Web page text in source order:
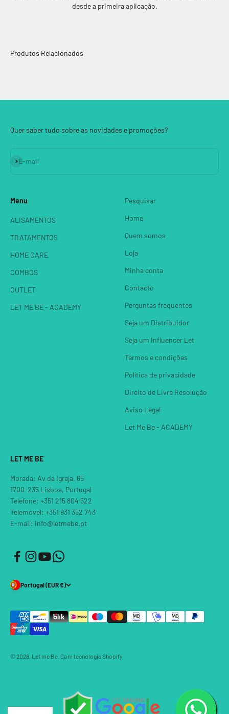
desde a primeira aplicação.
Quer saber tudo sobre as novidades e promoções?
E-mail
Assinar
Menu
ALISAMENTOS
TRATAMENTOS
HOME CARE
COMBOS
OUTLET
LET ME BE - ACADEMY
Pesquisar
Home
Quem somos
Loja
Minha conta
Contacto
Perguntas frequentes
Seja um Distribuidor
Seja um Influencer Let
Termos e condições
Política de privacidade
Direito de Livre Resolução
Aviso Legal
Let Me Be - ACADEMY
LET ME BE
Morada: Av da Igreja, 65
1700-235 Lisboa, Portugal
Telefone: +351 215 804 522
Telemóvel: +351 931 352 743
E-mail: info@letmebe.pt
Portugal (EUR €)
© 2026, Let me Be. Com tecnologia Shopify